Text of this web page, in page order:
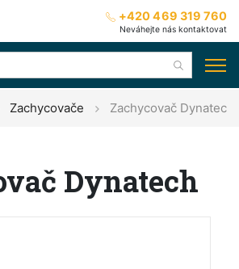
+420 469 319 760
Neváhejte nás kontaktovat
Zachycovače Zachycovač Dynatech
Dynatech